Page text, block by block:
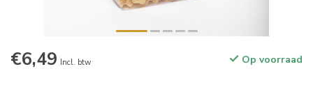
€6,49 Incl. btw Op voorraad